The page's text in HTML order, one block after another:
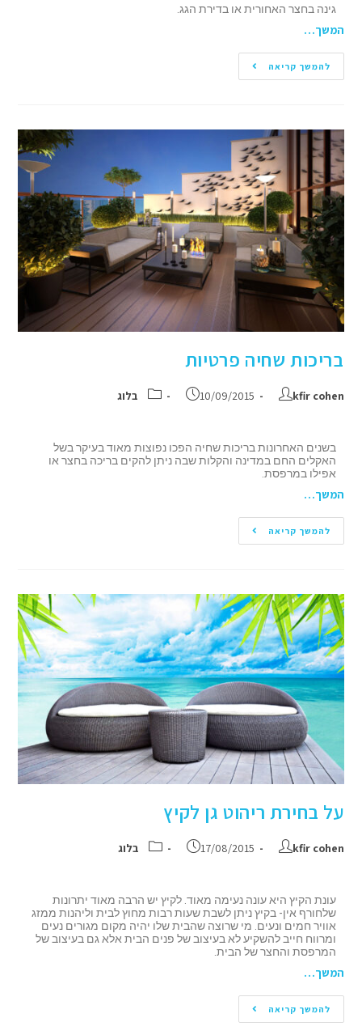
גינה בחצר האחורית או בדירת הגג.
המשך…
להמשך קריאה
בריכות שחיה פרטיות
kfir cohen
10/09/2015 בלוג
בשנים האחרונות בריכות שחיה הפכו נפוצות מאוד בעיקר בשל
האקלים החם במדינה והקלות שבה ניתן להקים בריכה בחצר או
אפילו במרפסת.
המשך…
להמשך קריאה
על בחירת ריהוט גן לקיץ
kfir cohen
17/08/2015 בלוג
עונת הקיץ היא עונה נעימה מאוד. לקיץ יש הרבה מאוד יתרונות
שלחורף אין- בקיץ ניתן לשבת שעות רבות מחוץ לבית וליהנות ממזג
אוויר חמים ונעים. מי שרוצה שהבית שלו יהיה מקום מגורים נעים
ומרווח חייב להשקיע לא בעיצוב של פנים הבית אלא גם בעיצוב של
המרפסת והחצר של הבית.
המשך…
להמשך קריאה